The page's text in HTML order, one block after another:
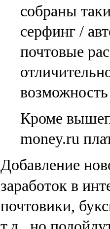
собраны
серфинг /
почтовые
Кроме
money.ru
Добавление
заработок в
почтовики,